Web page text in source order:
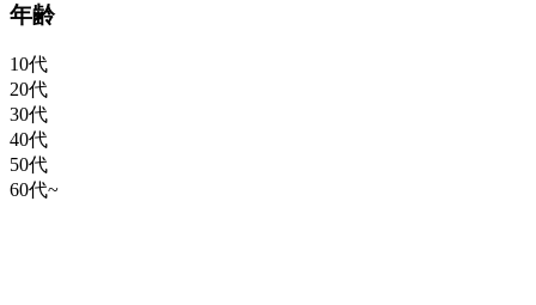
年齢
10代
20代
30代
40代
50代
60代~